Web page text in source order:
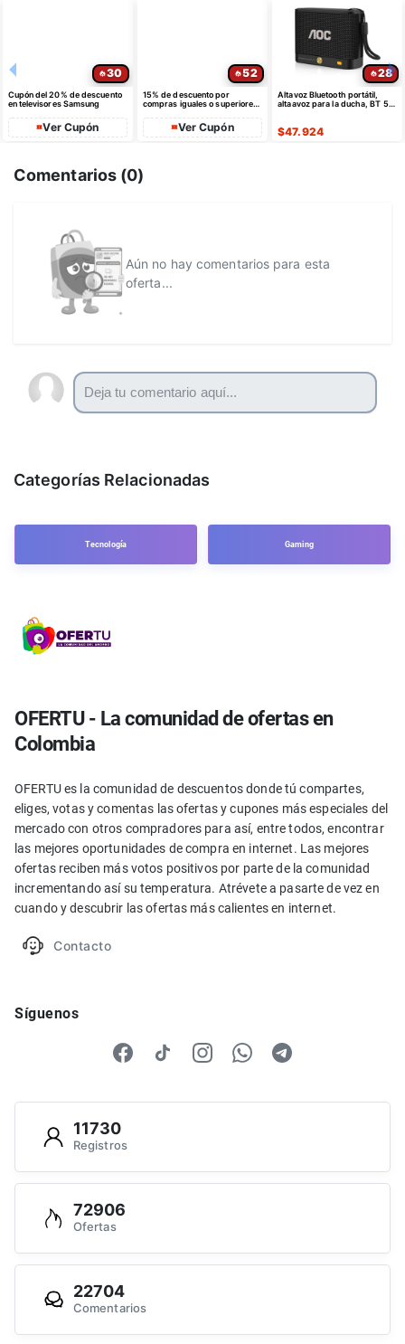
30
Cupón del 20% de descuento
en televisores Samsung
Ver Cupón
52
15% de descuento por
compras iguales o superiores
de dto
Ver Cupón
28
Altavoz Bluetooth portátil,
altaavoz para la ducha, BT 5.4
$47.924
Comentarios (0)
Aún no hay comentarios para esta
oferta...
Categorías Relacionadas
Tecnología Gaming
OFERTU - La comunidad de ofertas en
Colombia
OFERTU es la comunidad de descuentos donde tú compartes,
eliges, votas y comentas las ofertas y cupones más especiales del
mercado con otros compradores para así, entre todos, encontrar
las mejores oportunidades de compra en internet. Las mejores
ofertas reciben más votos positivos por parte de la comunidad
incrementando así su temperatura. Atrévete a pasarte de vez en
cuando y descubrir las ofertas más calientes en internet.
Contacto
Síguenos
11730
Registros
72906
Ofertas
22704
Comentarios